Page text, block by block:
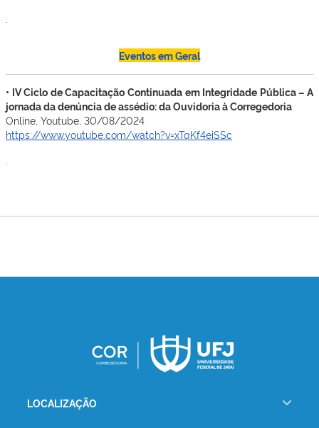
Eventos em Geral
• IV Ciclo de Capacitação Continuada em Integridade Pública – A
jornada da denúncia de assédio: da Ouvidoria à Corregedoria
Online, Youtube, 30/08/2024
https://www.youtube.com/watch?v=xTqKf4eiSSc
LOCALIZAÇÃO